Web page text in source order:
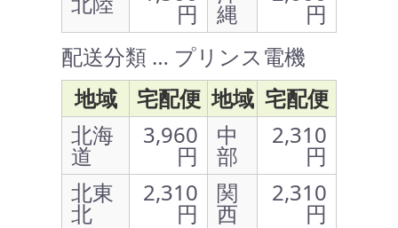
円 縄
円
配送分類 … プリンス電機
地域
宅配便 地域 宅配便
北海
道
3,960
円
中
部
2,310
円
北東
北
2,310
円
関
西
2,310
円